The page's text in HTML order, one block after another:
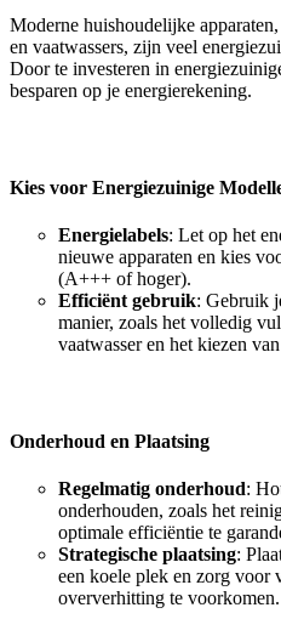
Moderne huishoudelijke
en vaatwassers, zijn veel
Door te investeren in
besparen op je energierekening.
Kies voor Energiezuinige
Energielabels: Let op het
nieuwe apparaten en kies
(A+++ of hoger).
Efficiënt gebruik: Gebruik
manier, zoals het volledig
vaatwasser en het kiezen
Onderhoud en Plaatsing
Regelmatig onderhoud:
onderhouden, zoals het
optimale efficiëntie te
Strategische plaatsing:
een koele plek en zorg voor
oververhitting te voorkomen.